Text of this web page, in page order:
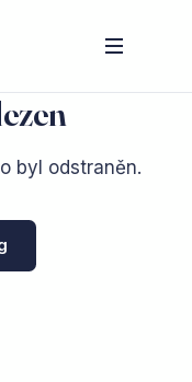
byl odstraněn.